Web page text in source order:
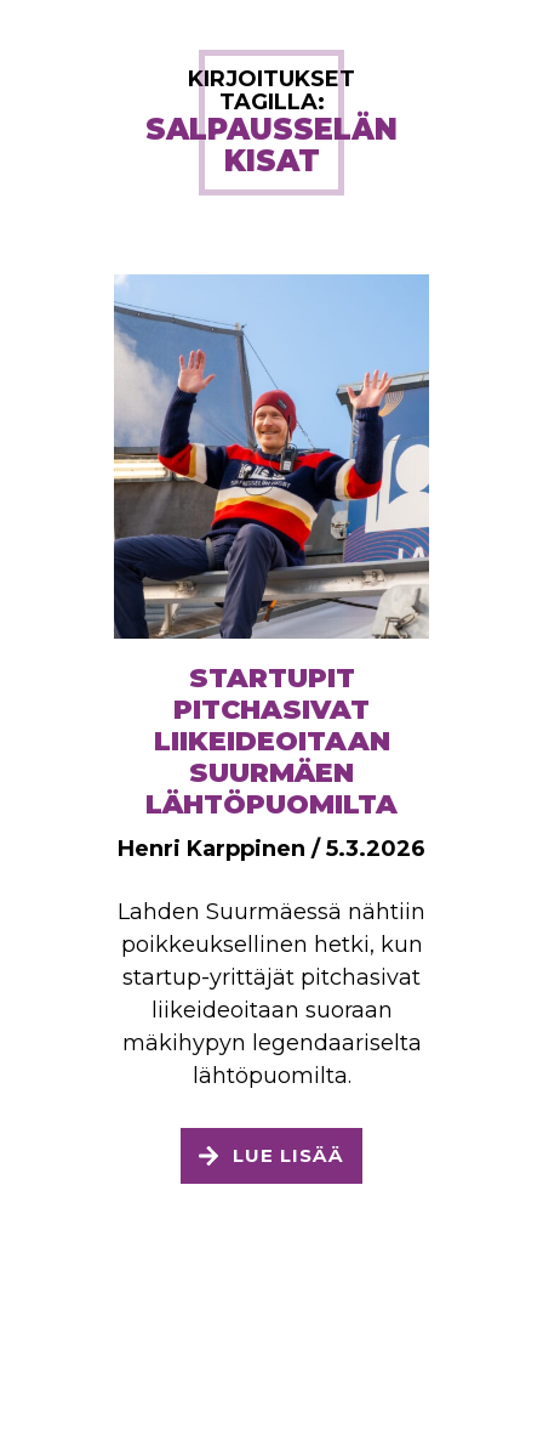
KIRJOITUKSET
TAGILLA:
SALPAUSSELÄN
KISAT
STARTUPIT
PITCHASIVAT
LIIKEIDEOITAAN
SUURMÄEN
LÄHTÖPUOMILTA
Henri Karppinen / 5.3.2026
Lahden Suurmäessä nähtiin
poikkeuksellinen hetki, kun
startup-yrittäjät pitchasivat
liikeideoitaan suoraan
mäkihypyn legendaariselta
lähtöpuomilta.
LUE LISÄÄ